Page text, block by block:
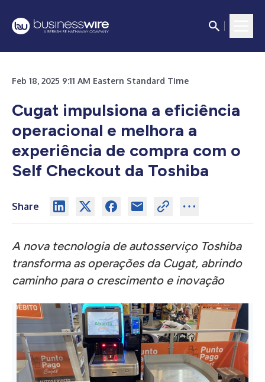
Feb 18, 2025 9:11 AM Eastern Standard Time
Cugat impulsiona a eficiência
operacional e melhora a
experiência de compra com o
Self Checkout da Toshiba
Share
A nova tecnologia de autosserviço Toshiba
transforma as operações da Cugat, abrindo
caminho para o crescimento e inovação